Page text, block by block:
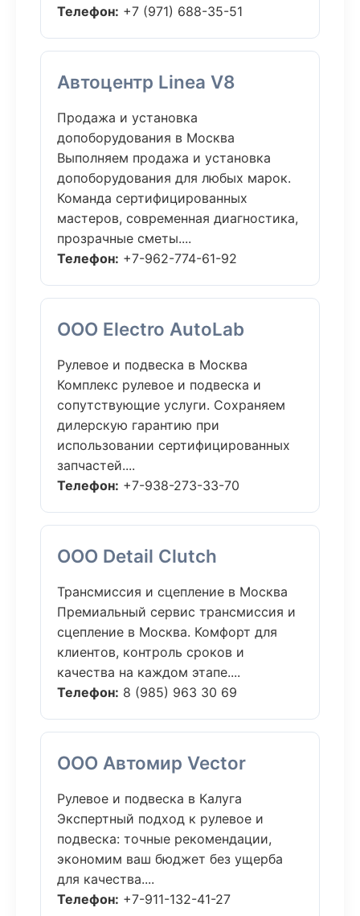
Телефон: +7 (971) 688-35-51
Автоцентр Linea V8
Продажа и установка
допоборудования в Москва
Выполняем продажа и установка
допоборудования для любых марок.
Команда сертифицированных
мастеров, современная диагностика,
прозрачные сметы....
Телефон: +7-962-774-61-92
ООО Electro AutoLab
Рулевое и подвеска в Москва
Комплекс рулевое и подвеска и
сопутствующие услуги. Сохраняем
дилерскую гарантию при
использовании сертифицированных
запчастей....
Телефон: +7-938-273-33-70
ООО Detail Clutch
Трансмиссия и сцепление в Москва
Премиальный сервис трансмиссия и
сцепление в Москва. Комфорт для
клиентов, контроль сроков и
качества на каждом этапе....
Телефон: 8 (985) 963 30 69
ООО Автомир Vector
Рулевое и подвеска в Калуга
Экспертный подход к рулевое и
подвеска: точные рекомендации,
экономим ваш бюджет без ущерба
для качества....
Телефон: +7-911-132-41-27